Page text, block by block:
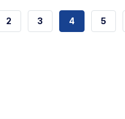
쪽
2 쪽
3 현재
4 쪽
5